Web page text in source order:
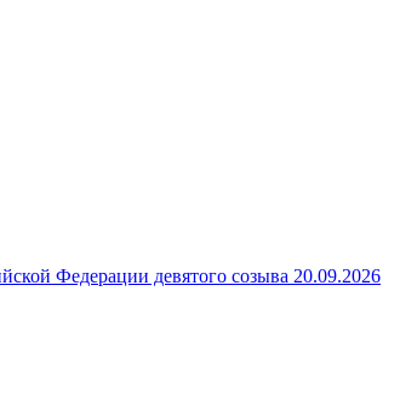
Федерации девятого созыва 20.09.2026